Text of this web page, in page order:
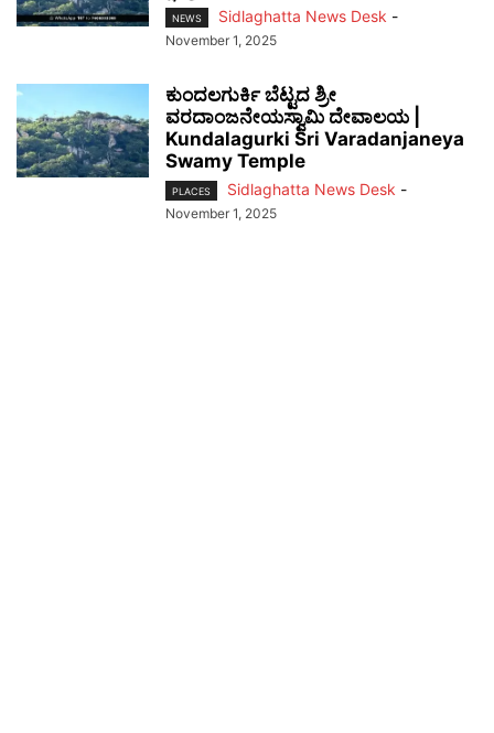
NEWS Sidlaghatta News Desk -
November 1, 2025
ಕುಂದಲಗುರ್ಕಿ ಬೆಟ್ಟದ ಶ್ರೀ
ವರದಾಂಜನೇಯಸ್ವಾಮಿ ದೇವಾಲಯ |
Kundalagurki Sri Varadanjaneya
Swamy Temple
PLACES Sidlaghatta News Desk -
November 1, 2025